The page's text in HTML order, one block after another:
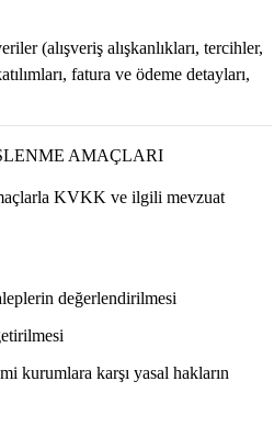
(alışveriş alışkanlıkları, tercihler,
fatura ve ödeme detayları,
AMAÇLARI
KVKK ve ilgili mevzuat
değerlendirilmesi
kurumlara karşı yasal hakların